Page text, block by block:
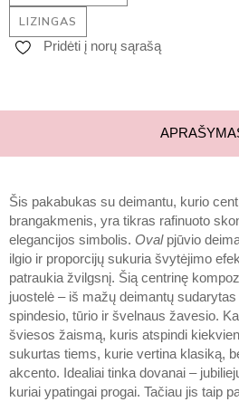
LIZINGAS
Pridėti į norų sąrašą
Šis pakabukas su deimantu, kurio
brangakmenis, yra tikras rafinuoto
elegancijos simbolis. Ovalpjūvio
ilgio ir proporcijų sukuria švytėjimo
patraukia žvilgsnį. Šią centrinę
juostelė – iš mažų deimantų
spindesio, tūrio ir švelnaus žavesio.
šviesos žaismą, kuris atspindi
sukurtas tiems, kurie vertina klasiką,
akcento. Idealiai tinka dovanai –
kuriai ypatingai progai. Tačiau jis taip